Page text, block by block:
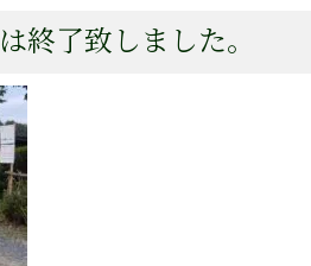
終了致しました。